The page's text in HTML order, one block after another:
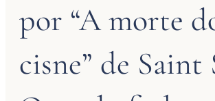
por “A morte
cisne” de Saint